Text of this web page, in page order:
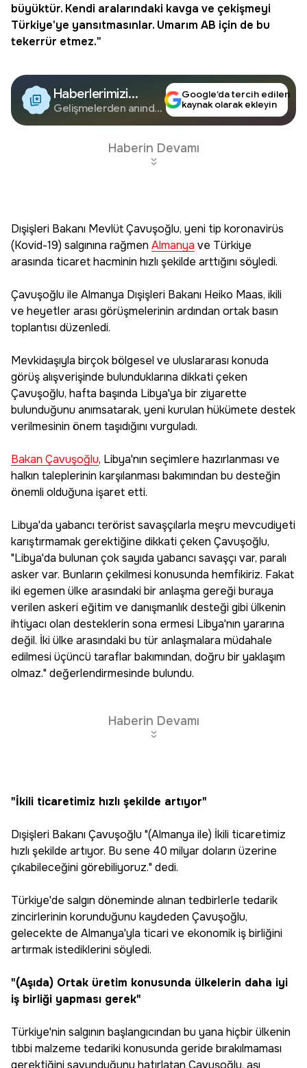
büyüktür. Kendi aralarındaki kavga ve çekişmeyi
Türkiye'ye yansıtmasınlar. Umarım AB için de bu
tekerrür etmez."
Haberlerimizi
Google'da Takip
Edin
Gelişmelerden anında
Google’da tercih edilen
kaynak olarak ekleyin
Haberin Devamı
Dışişleri Bakanı Mevlüt Çavuşoğlu, yeni tip koronavirüs
(Kovid-19) salgınına rağmen Almanya ve Türkiye
arasında ticaret hacminin hızlı şekilde arttığını söyledi.
Çavuşoğlu ile Almanya Dışişleri Bakanı Heiko Maas, ikili
ve heyetler arası görüşmelerinin ardından ortak basın
toplantısı düzenledi.
Mevkidaşıyla birçok bölgesel ve uluslararası konuda
görüş alışverişinde bulunduklarına dikkati çeken
Çavuşoğlu, hafta başında Libya'ya bir ziyarette
bulunduğunu anımsatarak, yeni kurulan hükümete destek
verilmesinin önem taşıdığını vurguladı.
Bakan Çavuşoğlu, Libya'nın seçimlere hazırlanması ve
halkın taleplerinin karşılanması bakımından bu desteğin
önemli olduğuna işaret etti.
Libya'da yabancı terörist savaşçılarla meşru mevcudiyeti
karıştırmamak gerektiğine dikkati çeken Çavuşoğlu,
"Libya'da bulunan çok sayıda yabancı savaşçı var, paralı
asker var. Bunların çekilmesi konusunda hemfikiriz. Fakat
iki egemen ülke arasındaki bir anlaşma gereği buraya
verilen askeri eğitim ve danışmanlık desteği gibi ülkenin
ihtiyacı olan desteklerin sona ermesi Libya'nın yararına
değil. İki ülke arasındaki bu tür anlaşmalara müdahale
edilmesi üçüncü taraflar bakımından, doğru bir yaklaşım
olmaz." değerlendirmesinde bulundu.
Haberin Devamı
"İkili ticaretimiz hızlı şekilde artıyor"
Dışişleri Bakanı Çavuşoğlu "(Almanya ile) İkili ticaretimiz
hızlı şekilde artıyor. Bu sene 40 milyar doların üzerine
çıkabileceğini görebiliyoruz." dedi.
Türkiye'de salgın döneminde alınan tedbirlerle tedarik
zincirlerinin korunduğunu kaydeden Çavuşoğlu,
gelecekte de Almanya'yla ticari ve ekonomik iş birliğini
artırmak istediklerini söyledi.
"(Aşıda) Ortak üretim konusunda ülkelerin daha iyi
iş birliği yapması gerek"
Türkiye'nin salgının başlangıcından bu yana hiçbir ülkenin
tıbbi malzeme tedariki konusunda geride bırakılmaması
gerektiğini savunduğunu hatırlatan Çavuşoğlu, aşı